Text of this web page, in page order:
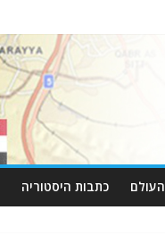
כתבות היסטוריה